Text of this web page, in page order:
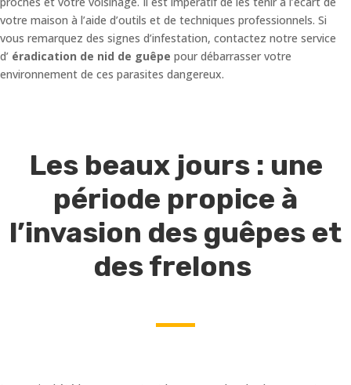
votre maison à l’aide d’outils et de techniques professionnels. Si
vous remarquez des signes d’infestation, contactez notre service
d’ éradication de nid de guêpe pour débarrasser votre
environnement de ces parasites dangereux.
Les beaux jours : une
période propice à
l’invasion des guêpes et
des frelons